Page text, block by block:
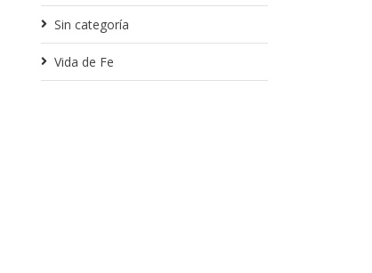
Sin categoría
Vida de Fe